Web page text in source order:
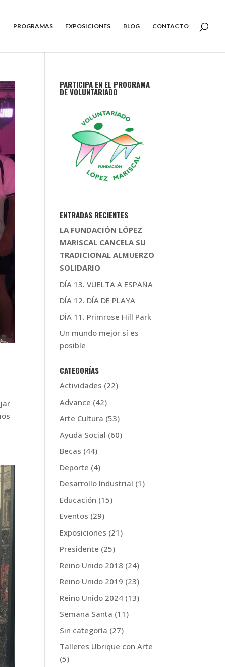
PROGRAMAS EXPOSICIONES BLOG CONTACTO
PARTICIPA EN EL PROGRAMA
DE VOLUNTARIADO
ENTRADAS RECIENTES
LA FUNDACIÓN LÓPEZ
MARISCAL CANCELA SU
TRADICIONAL ALMUERZO
SOLIDARIO
DÍA 13. VUELTA A ESPAÑA
DÍA 12. DÍA DE PLAYA
DÍA 11. Primrose Hill Park
Un mundo mejor sí es
posible
CATEGORÍAS
Actividades (22)
Advance (42)
Arte Cultura (53)
Ayuda Social (60)
Becas (44)
Deporte (4)
Desarrollo Industrial (1)
Educación (15)
Eventos (29)
Exposiciones (21)
Presidente (25)
Reino Unido 2018 (24)
Reino Unido 2019 (23)
Reino Unido 2024 (13)
Semana Santa (11)
Sin categoría (27)
Talleres Ubrique con Arte
(5)